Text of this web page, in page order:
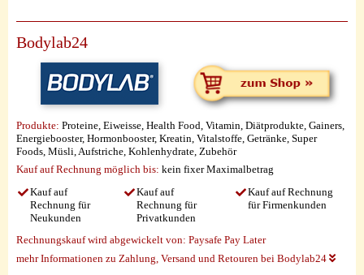
Bodylab24
Produkte: Proteine, Eiweisse, Health Food, Vitamin, Diätprodukte, Gainers,
Energiebooster, Hormonbooster, Kreatin, Vitalstoffe, Getränke, Super
Foods, Müsli, Aufstriche, Kohlenhydrate, Zubehör
Kauf auf Rechnung möglich bis: kein fixer Maximalbetrag
Kauf auf
Rechnung für
Neukunden
Kauf auf
Rechnung für
Privatkunden
Kauf auf Rechnung
für Firmenkunden
Rechnungskauf wird abgewickelt von: Paysafe Pay Later
mehr Informationen zu Zahlung, Versand und Retouren bei Bodylab24